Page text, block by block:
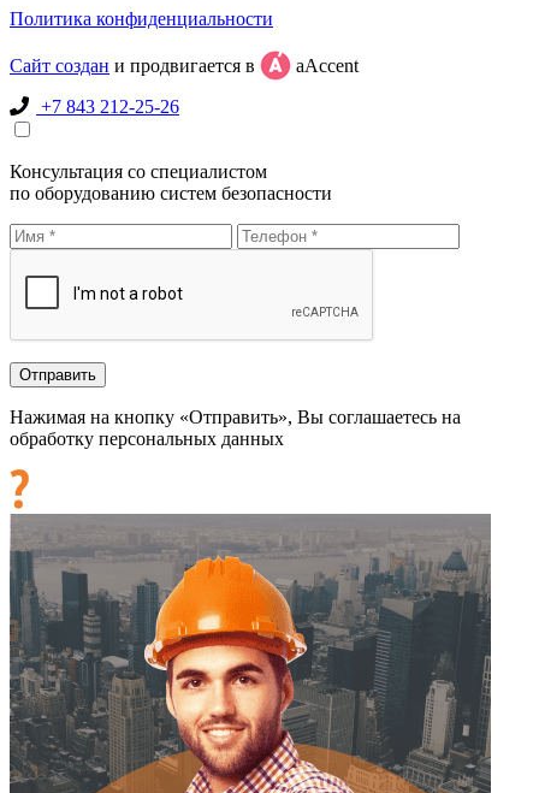
Политика конфиденциальности
Сайт создан и продвигается в
aAccent
+7 843 212-25-26
Консультация со специалистом
по оборудованию систем безопасности
Нажимая на кнопку «Отправить», Вы соглашаетесь на
обработку персональных данных